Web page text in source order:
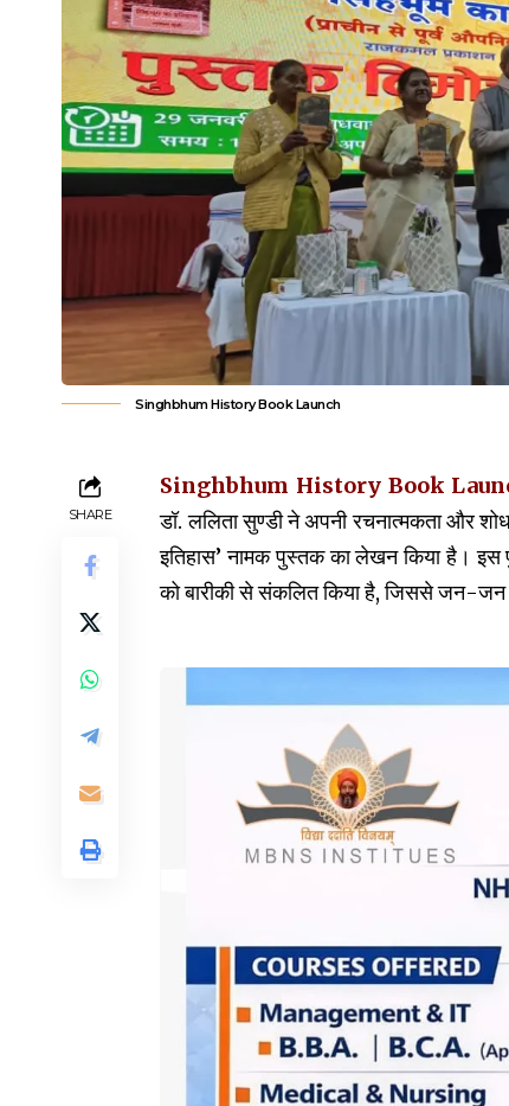
Singhbhum History Book Launch
SHARE
Singhbhum History Book Launch
डॉ. ललिता सुण्डी ने अपनी रचनात्मकता और
इतिहास’ नामक पुस्तक का लेखन किया है।
को बारीकी से संकलित किया है, जिससे जन-जन